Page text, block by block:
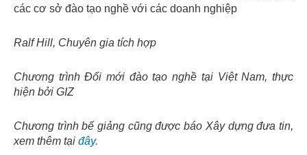
các cơ sở đào tạo nghề với các doanh nghiệp
Ralf Hill, Chuyên gia tích hợp
Chương trình Đổi mới đào tạo nghề tại Việt Nam, thực
hiện bởi GIZ
Chương trình bế giảng cũng được báo Xây dựng đưa tin,
xem thêm tại đây.